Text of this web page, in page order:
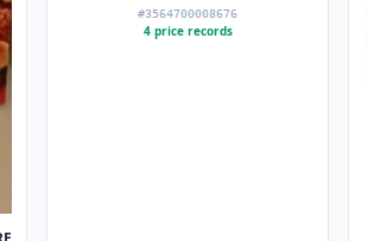
#3564700008676
4 price records